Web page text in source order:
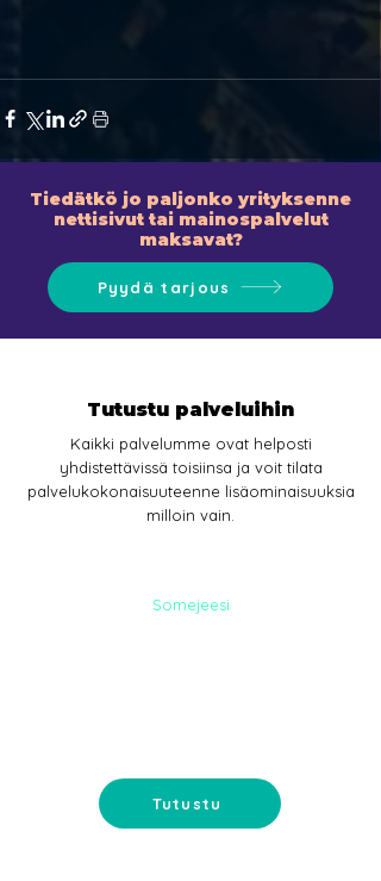
Tiedätkö jo paljonko yrityksenne
nettisivut tai mainospalvelut
maksavat?
Pyydä tarjous
Tutustu palveluihin
Kaikki palvelumme ovat helposti
yhdistettävissä toisiinsa ja voit tilata
palvelukokonaisuuteenne lisäominaisuuksia
milloin vain.
Somejeesi
Tutustu